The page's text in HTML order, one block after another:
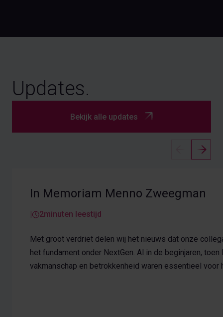
Updates.
Bekijk alle updates
In Memoriam Menno Zweegman
2minuten leestijd
Met groot verdriet delen wij het nieuws dat onze
het fundament onder NextGen. Al in de beginjaren,
vakmanschap en betrokkenheid waren essentieel